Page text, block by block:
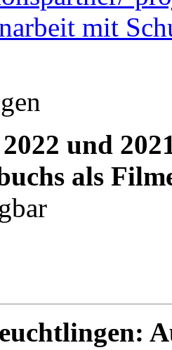
mit
und
als